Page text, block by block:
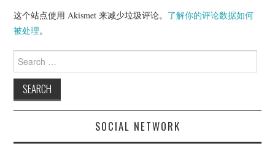
这个站点使用 Akismet 来减少垃圾评论。 了解你的评论数据如何
被处理。
Search
for:
SOCIAL NETWORK